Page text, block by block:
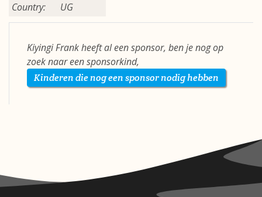
Country:
UG
Kiyingi Frank heeft al een sponsor, ben je nog op
zoek naar een sponsorkind,
Kinderen die nog een sponsor nodig hebben